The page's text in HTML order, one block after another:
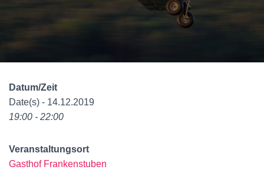
E
Datum/Zeit
Date(s) - 14.12.2019
19:00 - 22:00
Veranstaltungsort
Gasthof Frankenstuben